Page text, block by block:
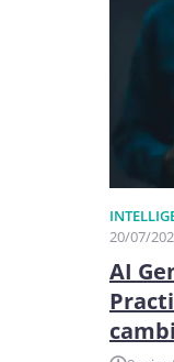
20/07/
AI